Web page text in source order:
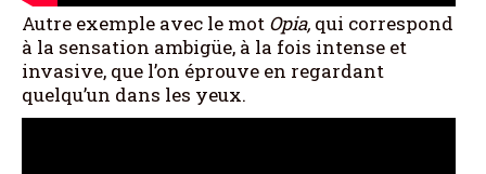
Autre exemple avec le mot Opia, qui correspond
à la sensation ambigüe, à la fois intense et
invasive, que l’on éprouve en regardant
quelqu’un dans les yeux.